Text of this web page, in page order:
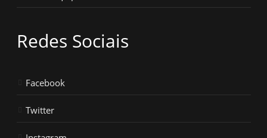
Redes Sociais
Facebook
Twitter